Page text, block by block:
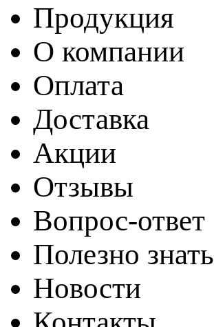
Продукция
О компании
Оплата
Доставка
Акции
Отзывы
Вопрос-ответ
Полезно знать
Новости